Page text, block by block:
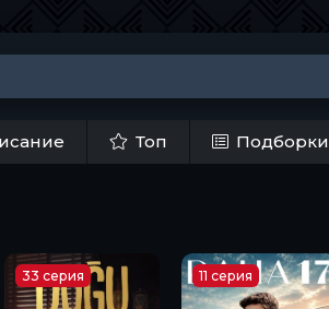
Топ Подборки
33 серия 11 серия